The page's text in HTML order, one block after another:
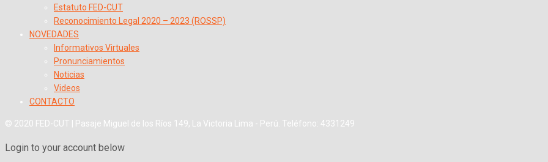
Estatuto FED-CUT
Reconocimiento Legal 2020 – 2023 (ROSSP)
NOVEDADES
Informativos Virtuales
Pronunciamientos
Noticias
Videos
CONTACTO
© 2020 FED-CUT | Pasaje Miguel de los Ríos 149, La Victoria Lima - Perú. Teléfono: 4331249
Login to your account below